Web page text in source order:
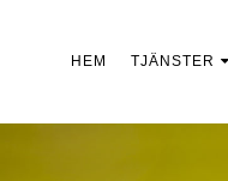
HEM TJÄNSTER